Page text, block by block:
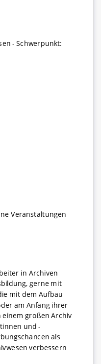
- Schwerpunkt:
Veranstaltungen
in Archiven
gerne mit
mit dem Aufbau
am Anfang ihrer
großen Archiv
und -
als
verbessern